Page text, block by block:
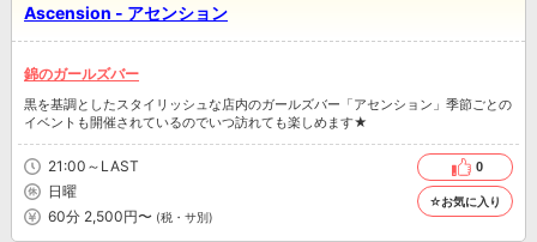
Ascension - アセンション
錦のガールズバー
黒を基調としたスタイリッシュな店内のガールズバー「アセンション」季節ごとの
イベントも開催されているのでいつ訪れても楽しめます★
21:00～LAST
日曜
60分 2,500円〜 (税・サ別)
0
☆お気に入り